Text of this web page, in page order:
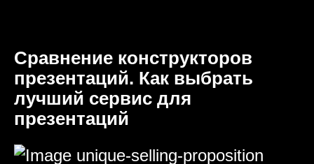
Сравнение конструкторов
презентаций. Как выбрать
лучший сервис для
презентаций